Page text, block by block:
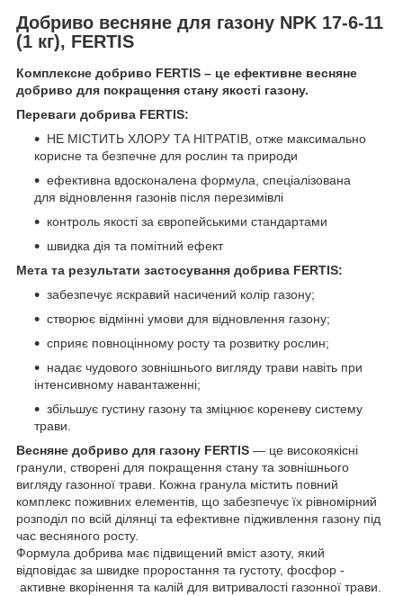
Добриво весняне для газону NPK 17-6-11
(1 кг), FERTIS
Комплексне добриво FERTIS – це ефективне весняне
добриво для покращення стану якості газону.
Переваги добрива FERTIS:
НЕ МІСТИТЬ ХЛОРУ ТА НІТРАТІВ, отже максимально
корисне та безпечне для рослин та природи
ефективна вдосконалена формула, спеціалізована
для відновлення газонів після перезимівлі
контроль якості за європейськими стандартами
швидка дія та помітний ефект
Мета та результати застосування добрива FERTIS:
забезпечує яскравий насичений колір газону;
створює відмінні умови для відновлення газону;
сприяє повноцінному росту та розвитку рослин;
надає чудового зовнішнього вигляду трави навіть при
інтенсивному навантаженні;
збільшує густину газону та зміцнює кореневу систему
трави.
Весняне добриво для газону FERTIS — це високоякісні
гранули, створені для покращення стану та зовнішнього
вигляду газонної трави. Кожна гранула містить повний
комплекс поживних елементів, що забезпечує їх рівномірний
розподіл по всій ділянці та ефективне підживлення газону під
час весняного росту.
Формула добрива має підвищений вміст азоту, який
відповідає за швидке проростання та густоту, фосфор -
активне вкорінення та калій для витривалості газонної трави.